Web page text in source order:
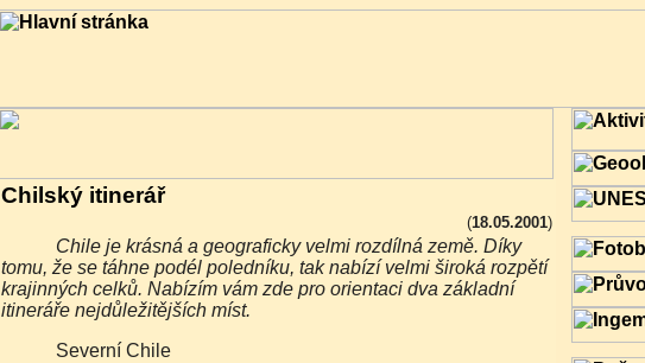
Chilský itinerář
(18.05.2001)
Chile je krásná a geograficky velmi rozdílná země. Díky
tomu, že se táhne podél poledníku, tak nabízí velmi široká rozpětí
krajinných celků. Nabízím vám zde pro orientaci dva základní
itineráře nejdůležitějších míst.
Severní Chile